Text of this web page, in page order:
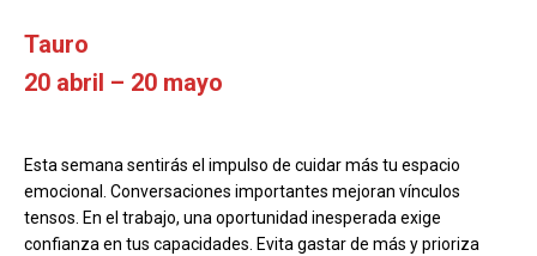
Tauro
20 abril – 20 mayo
Esta semana sentirás el impulso de cuidar más tu espacio
emocional. Conversaciones importantes mejoran vínculos
tensos. En el trabajo, una oportunidad inesperada exige
confianza en tus capacidades. Evita gastar de más y prioriza